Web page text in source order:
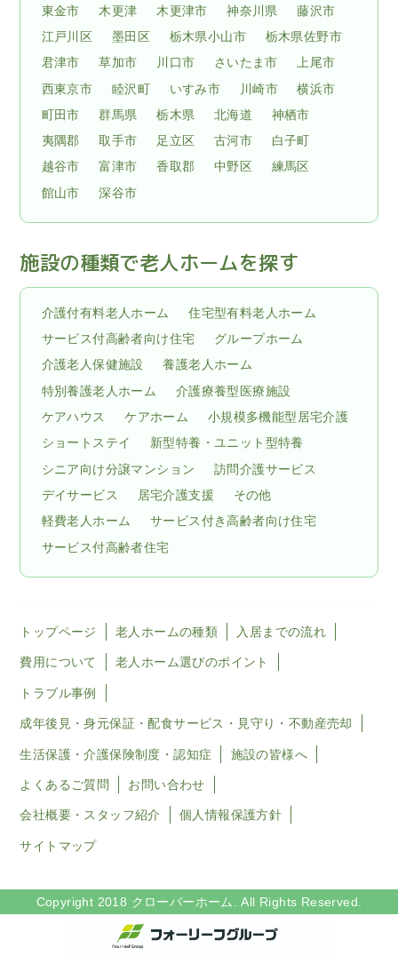
東金市
木更津 木更津市 神奈川県
藤沢市
江戸川区
墨田区 栃木県小山市
栃木県佐野市
君津市
草加市 川口市 さいたま市
上尾市
西東京市
睦沢町 いすみ市 川崎市
横浜市
町田市
群馬県 栃木県 北海道
神栖市
夷隅郡
取手市 足立区 古河市
白子町
越谷市
富津市 香取郡 中野区
練馬区
館山市
深谷市
施設の種類で老人ホームを探す
介護付有料老人ホーム
住宅型有料老人ホーム
サービス付高齢者向け住宅
グループホーム
介護老人保健施設
養護老人ホーム
特別養護老人ホーム
介護療養型医療施設
ケアハウス
ケアホーム
小規模多機能型居宅介護
ショートステイ
新型特養・ユニット型特養
シニア向け分譲マンション
訪問介護サービス
デイサービス
居宅介護支援
その他
軽費老人ホーム
サービス付き高齢者向け住宅
サービス付高齢者住宅
トップページ 老人ホームの種類 入居までの流れ
費用について 老人ホーム選びのポイント
トラブル事例
成年後見・身元保証・配食サービス・見守り・不動産売却
生活保護・介護保険制度・認知症 施設の皆様へ
よくあるご質問 お問い合わせ
会社概要・スタッフ紹介 個人情報保護方針
サイトマップ
Copyright 2018 クローバーホーム. All Rights Reserved.